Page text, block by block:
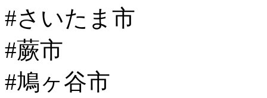
#さいたま市
#蕨市
#鳩ヶ谷市